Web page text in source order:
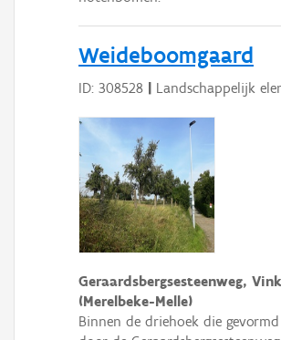
Weideboomgaard
ID: 308528 | Landschappelijk
Geraardsbergsesteenweg,
(Merelbeke-Melle)
Binnen de driehoek die